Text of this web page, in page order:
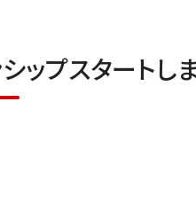
プスタートしま